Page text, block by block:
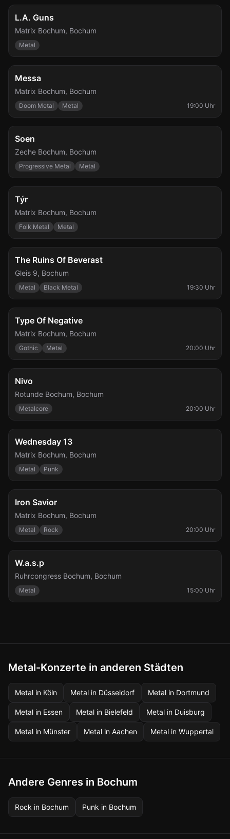
Fr., 13. Nov.
L.A. Guns
Matrix Bochum, Bochum
Metal
Sa., 14. Nov.
Messa
Matrix Bochum, Bochum
Doom Metal Metal 19:00 Uhr
Mo., 16. Nov.
Soen
Zeche Bochum, Bochum
Progressive Metal Metal
Do., 26. Nov.
Týr
Matrix Bochum, Bochum
Folk Metal Metal
Fr., 27. Nov.
The Ruins Of Beverast
Gleis 9, Bochum
Metal Black Metal 19:30 Uhr
Fr., 27. Nov.
Type Of Negative
Matrix Bochum, Bochum
Gothic Metal 20:00 Uhr
So., 29. Nov.
Nivo
Rotunde Bochum, Bochum
Metalcore 20:00 Uhr
Mo., 30. Nov.
Wednesday 13
Matrix Bochum, Bochum
Metal Punk
Fr., 4. Dez.
Iron Savior
Matrix Bochum, Bochum
Metal Rock 20:00 Uhr
Sa., 5. Dez.
W.a.s.p
Ruhrcongress Bochum, Bochum
Metal 15:00 Uhr
Metal-Konzerte in anderen Städten
Metal in Köln Metal in Düsseldorf Metal in Dortmund
Metal in Essen Metal in Bielefeld Metal in Duisburg
Metal in Münster Metal in Aachen Metal in Wuppertal
Andere Genres in Bochum
Rock in Bochum Punk in Bochum